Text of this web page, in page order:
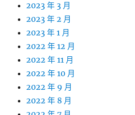
2023 年 3 月
2023 年 2 月
2023 年 1 月
2022 年 12 月
2022 年 11 月
2022 年 10 月
2022 年 9 月
2022 年 8 月